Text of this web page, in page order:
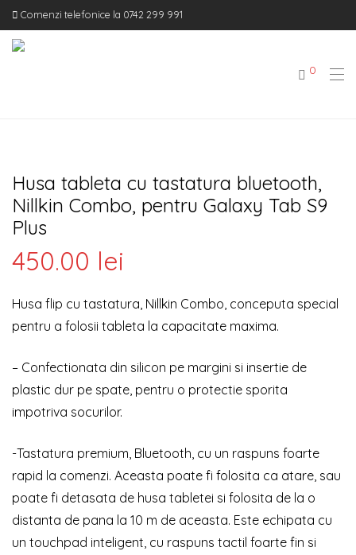
Comenzi telefonice la 0742 299 991
0
Husa tableta cu tastatura bluetooth,
Nillkin Combo, pentru Galaxy Tab S9
Plus
450.00 lei
Husa flip cu tastatura, Nillkin Combo, conceputa special
pentru a folosii tableta la capacitate maxima.
– Confectionata din silicon pe margini si insertie de
plastic dur pe spate, pentru o protectie sporita
impotriva socurilor.
-Tastatura premium, Bluetooth, cu un raspuns foarte
rapid la comenzi. Aceasta poate fi folosita ca atare, sau
poate fi detasata de husa tabletei si folosita de la o
distanta de pana la 10 m de aceasta. Este echipata cu
un touchpad inteligent, cu raspuns tactil foarte fin si